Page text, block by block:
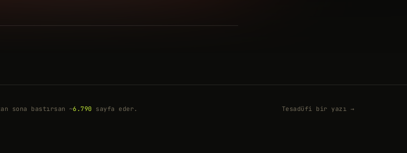
sona bastırsan ~6.790 sayfa eder. Tesadüfi bir yazı →